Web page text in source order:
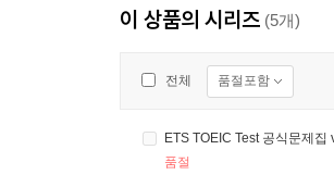
이 상품의 시리즈 (5개)
전체 품절포함
ETS TOEIC Test 공식문제집
품절